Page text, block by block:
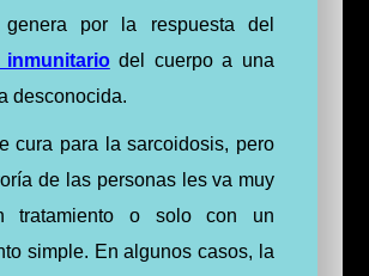
por la respuesta del
inmunitariodel cuerpo a una
desconocida.
cura para la sarcoidosis, pero
de las personas les va muy
tratamiento o solo con un
simple. En algunos casos, la